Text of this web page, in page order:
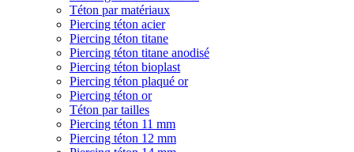
Téton par matériaux
Piercing téton acier
Piercing téton titane
Piercing téton titane anodisé
Piercing téton bioplast
Piercing téton plaqué or
Piercing téton or
Téton par tailles
Piercing téton 11 mm
Piercing téton 12 mm